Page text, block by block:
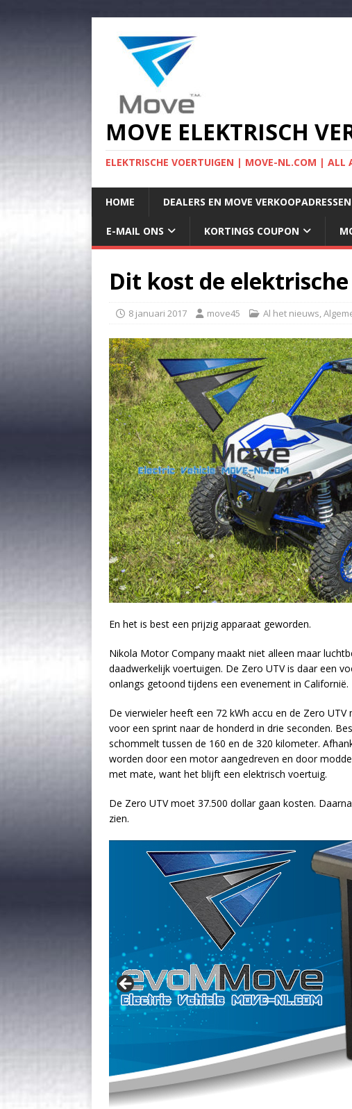
MOVE ELEKTRISCH
ELEKTRISCHE VOERTUIGEN | MOVE-NL.COM | ALL
HOME DEALERS EN MOVE VERKOOPADRESSEN
E-MAIL ONS KORTINGS COUPON
Dit kost de
8 januari 2017 move45 Al het nieuws,
En het is best een prijzig apparaat geworden.
Nikola Motor Company maakt niet alleen maar
daadwerkelijk voertuigen. De Zero UTV is daar een
onlangs getoond tijdens een evenement in Californië.
De vierwieler heeft een 72 kWh accu en de Zero
voor een sprint naar de honderd in drie seconden.
schommelt tussen de 160 en de 320 kilometer.
worden door een motor aangedreven en door
met mate, want het blijft een elektrisch voertuig.
De Zero UTV moet 37.500 dollar gaan kosten.
zien.